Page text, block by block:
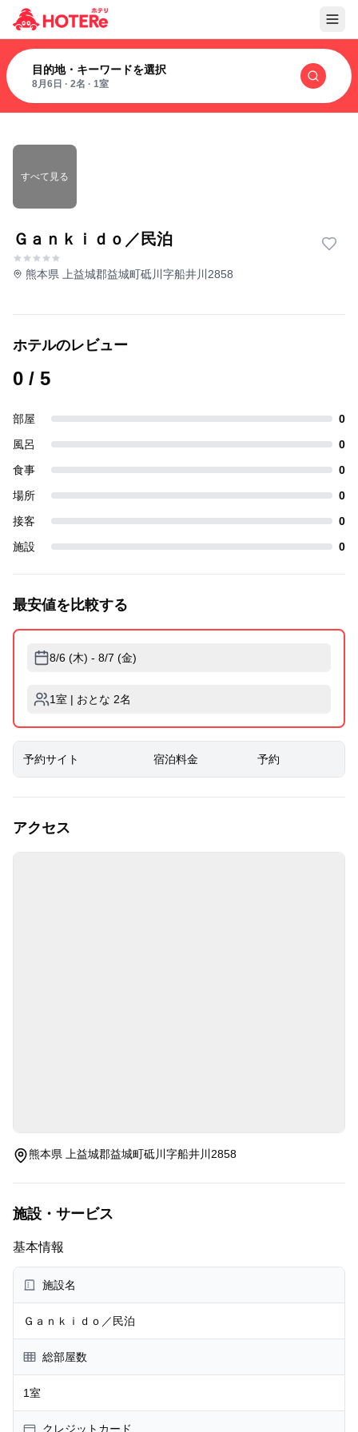
目的地・キーワードを選択
8月6日 · 2名 · 1室
すべて見る
Ｇａｎｋｉｄｏ／民泊
熊本県 上益城郡益城町砥川字船井川2858
ホテルのレビュー
0 / 5
部屋
0
風呂
0
食事
0
場所
0
接客
0
施設
0
最安値を比較する
8/6 (木) - 8/7 (金)
1室 | おとな 2名
予約サイト 宿泊料金 予約
アクセス
熊本県 上益城郡益城町砥川字船井川2858
施設・サービス
基本情報
施設名
Ｇａｎｋｉｄｏ／民泊
総部屋数
1室
クレジットカード